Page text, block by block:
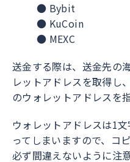
● Bybit
● KuCoin
● MEXC
送金する際は、送金先の
レットアドレスを取得し
のウォレットアドレスを
ウォレットアドレスは1
ってしまいますので、コ
必ず間違えないように注